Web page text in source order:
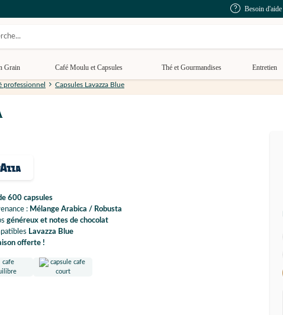
Besoin d'aide
Grain Café Moulu et Capsules Thé et Gourmandises Entretien
professionnel Capsules Lavazza Blue
600 capsules
: Mélange Arabica / Robusta
généreux et notes de chocolat
Lavazza Blue
offerte !